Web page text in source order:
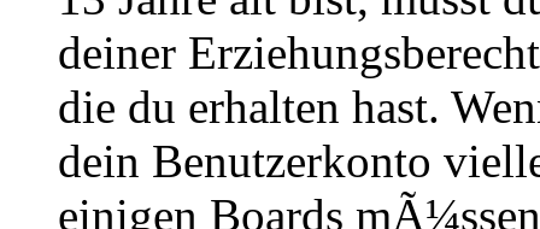
deiner
die du erhalten hast.
dein Benutzerkonto
einigen Boards